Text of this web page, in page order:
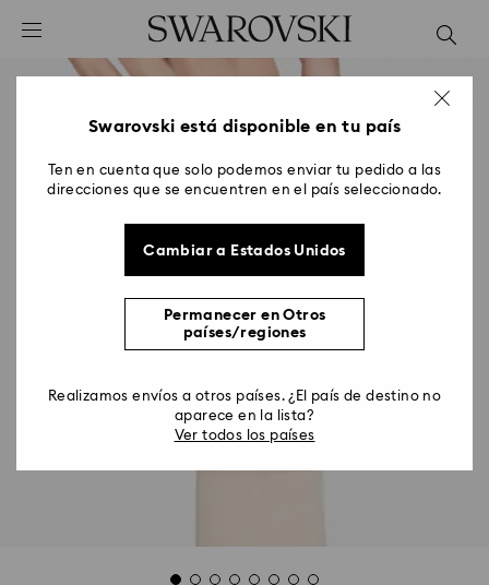
Accesskeys list
0 - Header
2 - FooterSwarovski está disponible en tu país
Ten en cuenta que solo podemos enviar tu pedido a las
direcciones que se encuentren en el país seleccionado.
Cambiar a Estados Unidos
Permanecer en Otros
países/regiones
Realizamos envíos a otros países. ¿El país de destino no
aparece en la lista?
Ver todos los países